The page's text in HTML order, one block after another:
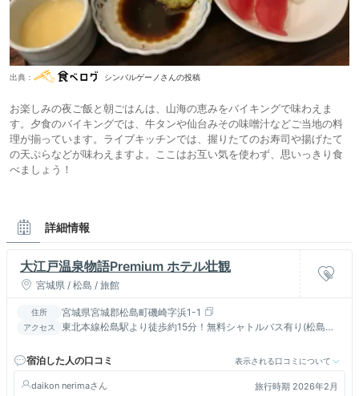
出典： シンバルゲーノさんの投稿
お楽しみの夜ご飯と朝ごはんは、山海の恵みをバイキングで味わえま
す。夕食のバイキングでは、牛タンや仙台みその味噌汁などご当地の料
理が揃っています。ライブキッチンでは、握りたてのお寿司や揚げたて
の天ぷらなどが味わえますよ。ここはお互い気を使わず、思いっきり食
べましょう！
詳細情報
大江戸温泉物語Premium ホテル壮観
宮城県 / 松島 / 旅館
住所 宮城県宮城郡松島町磯崎字浜1-1
アクセス
東北本線松島駅より徒歩約15分！無料シャトルバス有り(松島
せ
宿泊した人の口コミ 表示される口コミについて
daikon nerima 旅行時期 2026年2月